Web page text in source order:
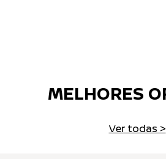
MELHORES
Ver todas >